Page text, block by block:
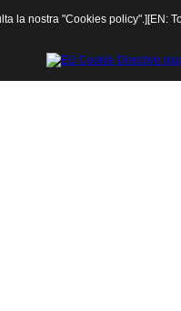
la nostra "Cookies policy".][EN: